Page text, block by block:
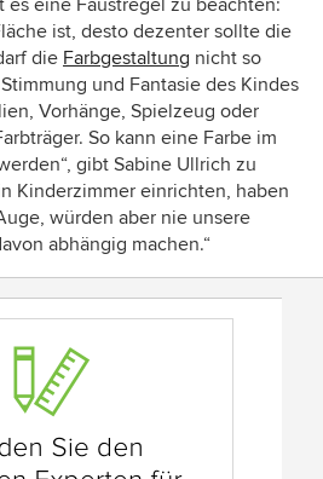
eine Faustregel zu beachten:
ist, desto dezenter sollte die
die Farbgestaltung nicht so
und Fantasie des Kindes
Vorhänge, Spielzeug oder
So kann eine Farbe im
gibt Sabine Ullrich zu
Kinderzimmer einrichten, haben
würden aber nie unsere
abhängig machen.“